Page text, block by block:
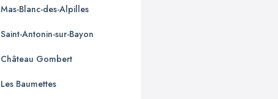
Mas-Blanc-des-Alpilles
Saint-Antonin-sur-Bayon
Château Gombert
Les Baumettes